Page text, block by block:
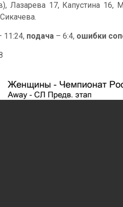
Лазарева 17, Капустина
11:24, подача – 6:4, ошибки